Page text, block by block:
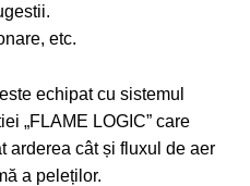
etc.
echipat cu sistemul
„FLAME LOGIC” care
arderea cât și fluxul de aer
a peleților.